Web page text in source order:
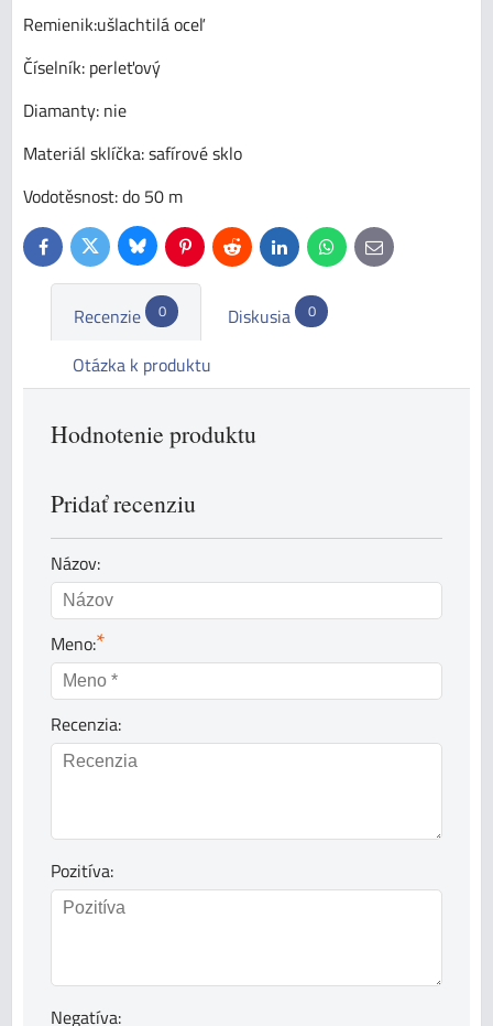
Remienik:ušlachtilá oceľ
Číselník: perleťový
Diamanty: nie
Materiál sklíčka: safírové sklo
Vodotěsnost: do 50 m
FacebookTwitterBlueskyPinterestReddit LinkedInWhatsApp
E-
mail
Recenzie 0 Diskusia 0
Otázka k produktu
Hodnotenie produktu
Pridať recenziu
Názov:
Meno:*
Recenzia:
Pozitíva:
Negatíva: